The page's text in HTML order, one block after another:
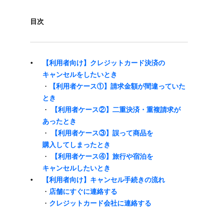
目次
【利用者向け】クレジットカード決済の​
キャンセルを​したい​とき
・
【利用者ケース①】請求金額が​間違っていた​
とき
・
【利用者ケース②】二重決済・重複請求が​
あった​とき
・
【利用者ケース③】誤って​商品を​
購入してしまった​とき
・
【利用者ケース④】旅行や​宿泊を​
キャンセルしたい​とき
【利用者向け】キャンセル手続きの​流れ
・ 店舗に​すぐに​連絡する
・ クレジットカード会社に​連絡する